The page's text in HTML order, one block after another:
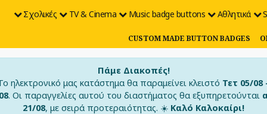
Σχολικές TV & Cinema Music badge buttons Αθλητικά
CUSTOM MADE BUTTON BADGES
Πάμε Διακοπές!
ηλεκτρονικό μας κατάστημα θα παραμείνει κλειστό Τετ 05/08
. Οι παραγγελίες αυτού του διαστήματος θα εξυπηρετούνται
21/08, με σειρά προτεραιότητας. ☀️ Καλό Καλοκαίρι!